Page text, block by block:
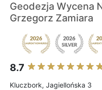
Geodezja Wycena
Grzegorz Zamiara
8.7
Kluczbork, Jagiellońska 3